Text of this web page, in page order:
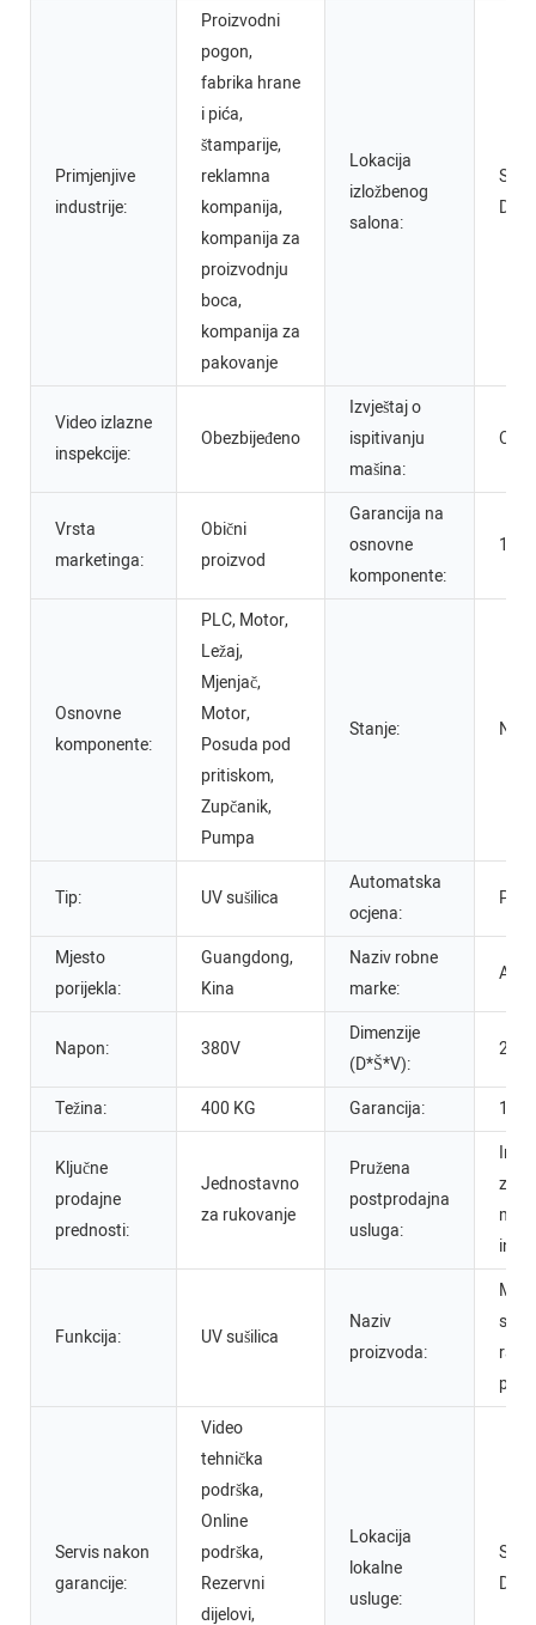
Primjenjive
industrije:
Proizvodni
pogon,
fabrika hrane
i pića,
štamparije,
reklamna
kompanija,
kompanija za
proizvodnju
boca,
kompanija za
pakovanje
Lokacija
izložbenog
salona:
Video izlazne
inspekcije:
Obezbijeđeno
Izvještaj o
ispitivanju
mašina:
Vrsta
marketinga:
Obični
proizvod
Garancija na
osnovne
komponente:
1
Osnovne
komponente:
PLC, Motor,
Ležaj,
Mjenjač, ​​
Motor,
Posuda pod
pritiskom,
Zupčanik,
Pumpa
Stanje:
Tip: UV sušilica
Automatska
ocjena:
Mjesto
porijekla:
Guangdong,
Kina
Naziv robne
marke:
APM
Napon: 380V
Dimenzije
(D*Š*V):
Težina: 400 KG Garancija: 1
Ključne
prodajne
prednosti:
Jednostavno
za rukovanje
Pružena
postprodajna
usluga:
za
Funkcija: UV sušilica
Naziv
proizvoda:
Servis nakon
garancije:
Video
tehnička
podrška,
Online
podrška,
Rezervni
dijelovi,
Lokacija
lokalne
usluge: